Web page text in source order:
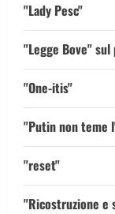
"Lady Pesc"
"Legge Bove"
"One-itis"
"Putin non teme
"reset"
"Ricostruzione e